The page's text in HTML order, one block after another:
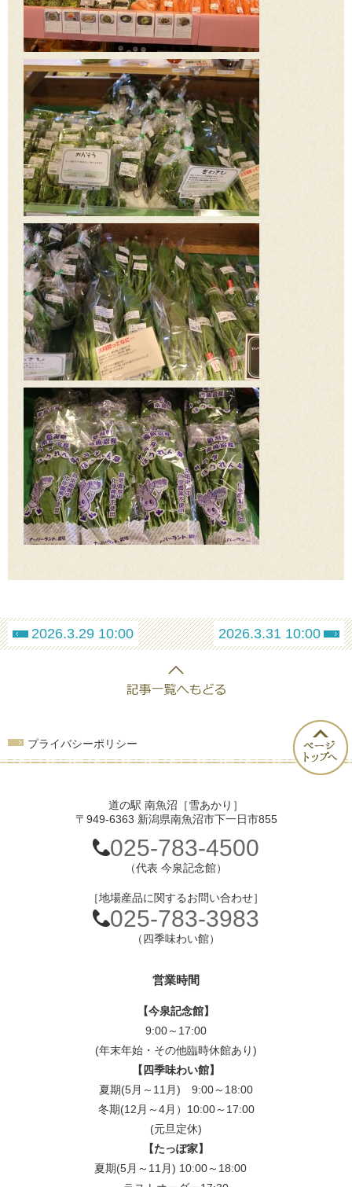
2026.3.29 10:00 2026.3.31 10:00
プライバシーポリシー
道の駅 南魚沼［雪あかり］
〒949-6363 新潟県南魚沼市下一日市855
025-783-4500
（代表 今泉記念館）
［地場産品に関するお問い合わせ］
025-783-3983
（四季味わい館）
営業時間
【今泉記念館】
9:00～17:00
(年末年始・その他臨時休館あり)
【四季味わい館】
夏期(5月～11月) 9:00～18:00
冬期(12月～4月）10:00～17:00
(元旦定休)
【たっぽ家】
夏期(5月～11月) 10:00～18:00